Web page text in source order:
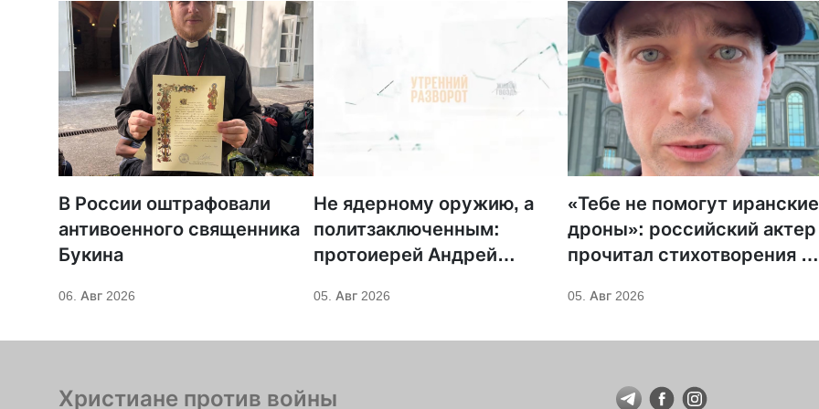
В России оштрафовали
антивоенного священника
Букина
06. Авг 2026
Не ядерному оружию, а
политзаключенным:
протоиерей Андрей
иное покровительство для
05. Авг 2026
«Тебе не помогут иранские
дроны»: российский актер
прочитал стихотворения
05. Авг 2026
Христиане против войны